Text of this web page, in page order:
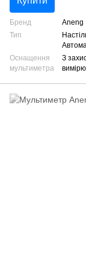
Бренд
Aneng
Тип
Оснащення
мультиметра
З